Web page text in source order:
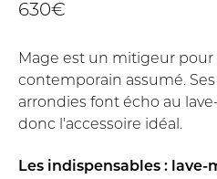
630€
Mage est un mitigeur
contemporain assumé.
arrondies font écho au
donc l'accessoire idéal.
Les indispensables : lave-